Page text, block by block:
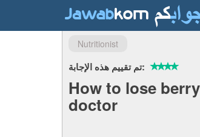
Nutritionist
تم تقييم هذه الإجابة:
How to lose
doctor